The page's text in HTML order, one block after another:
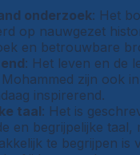
onderzoek: Het
op nauwgezet
en betrouwbare
: Het leven en de
zijn ook
inspirerend.
taal: Het is
en begrijpelijke taal,
te begrijpen is